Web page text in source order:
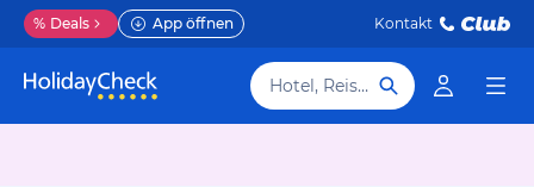
% Deals App öffnen Kontakt
Hotel, Reiseziel